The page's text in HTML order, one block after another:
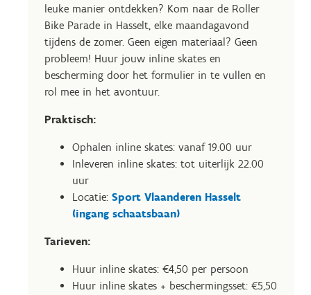
leuke manier ontdekken? Kom naar de Roller
Bike Parade in Hasselt, elke maandagavond
tijdens de zomer. Geen eigen materiaal? Geen
probleem! Huur jouw inline skates en
bescherming door het formulier in te vullen en
rol mee in het avontuur.
Praktisch:
Ophalen inline skates: vanaf 19.00 uur
Inleveren inline skates: tot uiterlijk 22.00
uur
Locatie: Sport Vlaanderen Hasselt
(ingang schaatsbaan)
Tarieven:
Huur inline skates: €4,50 per persoon
Huur inline skates + beschermingsset: €5,50